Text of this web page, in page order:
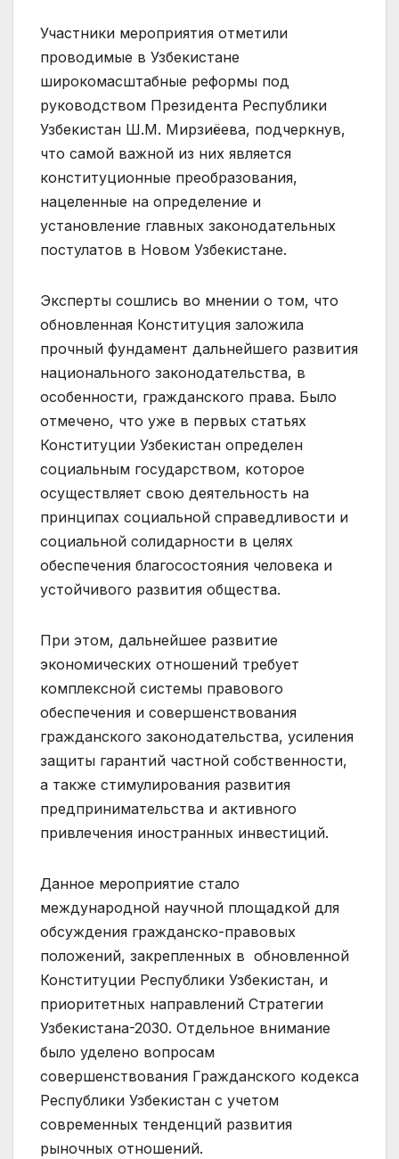
Участники мероприятия отметили
проводимые в Узбекистане
широкомасштабные реформы под
руководством Президента Республики
Узбекистан Ш.М. Мирзиёева, подчеркнув,
что самой важной из них является
конституционные преобразования,
нацеленные на определение и
установление главных законодательных
постулатов в Новом Узбекистане.
Эксперты сошлись во мнении о том, что
обновленная Конституция заложила
прочный фундамент дальнейшего развития
национального законодательства, в
особенности, гражданского права. Было
отмечено, что уже в первых статьях
Конституции Узбекистан определен
социальным государством, которое
осуществляет свою деятельность на
принципах социальной справедливости и
социальной солидарности в целях
обеспечения благосостояния человека и
устойчивого развития общества.
При этом, дальнейшее развитие
экономических отношений требует
комплексной системы правового
обеспечения и совершенствования
гражданского законодательства, усиления
защиты гарантий частной собственности,
а также стимулирования развития
предпринимательства и активного
привлечения иностранных инвестиций.
Данное мероприятие стало
международной научной площадкой для
обсуждения гражданско-правовых
положений, закрепленных в обновленной
Конституции Республики Узбекистан, и
приоритетных направлений Стратегии
Узбекистана-2030. Отдельное внимание
было уделено вопросам
совершенствования Гражданского кодекса
Республики Узбекистан с учетом
современных тенденций развития
рыночных отношений.